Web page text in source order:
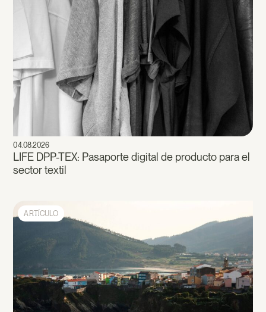
04.08.2026
LIFE DPP-TEX: Pasaporte digital de producto para el
sector textil
ARTÍCULO